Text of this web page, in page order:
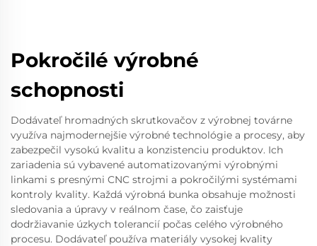
Pokročilé výrobné
schopnosti
Dodávateľ hromadných skrutkovačov z výrobnej továrne
využíva najmodernejšie výrobné technológie a procesy, aby
zabezpečil vysokú kvalitu a konzistenciu produktov. Ich
zariadenia sú vybavené automatizovanými výrobnými
linkami s presnými CNC strojmi a pokročilými systémami
kontroly kvality. Každá výrobná bunka obsahuje možnosti
sledovania a úpravy v reálnom čase, čo zaisťuje
dodržiavanie úzkych tolerancií počas celého výrobného
procesu. Dodávateľ používa materiály vysokej kvality